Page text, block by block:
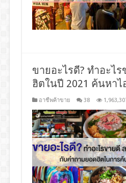
ขายอะไรดี? ทำอะไ
ฮิตในปี 2021 ค้นหาไ
อาชีพค้าขาย 38